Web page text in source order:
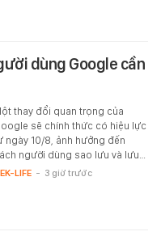
dùng Google cần
thay đổi quan trọng của
sẽ chính thức có hiệu lực
ngày 10/8, ảnh hưởng đến
người dùng sao lưu và lưu…
LIFE - 3 giờ trước